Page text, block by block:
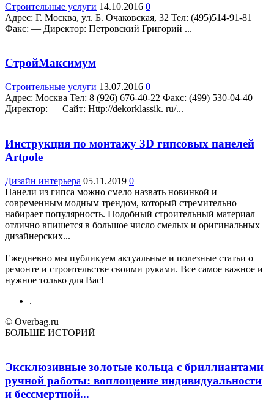
Строительные услуги 14.10.2016 0
Адрес: Г. Москва, ул. Б. Очаковская, 32 Teл: (495)514-91-81
Факс: — Директор: Петровский Григорий ...
СтройМаксимум
Строительные услуги 13.07.2016 0
Адрес: Москва Teл: 8 (926) 676-40-22 Факс: (499) 530-04-40
Директор: — Сайт: Http://dekorklassik. ru/...
Инструкция по монтажу 3D гипсовых панелей
Artpole
Дизайн интерьера 05.11.2019 0
Панели из гипса можно смело назвать новинкой и
современным модным трендом, который стремительно
набирает популярность. Подобный строительный материал
отлично впишется в большое число смелых и оригинальных
дизайнерских...
Ежедневно мы публикуем актуальные и полезные статьи о
ремонте и строительстве своими руками. Все самое важное и
нужное только для Вас!
.
© Overbag.ru
БОЛЬШЕ ИСТОРИЙ
Эксклюзивные золотые кольца с бриллиантами
ручной работы: воплощение индивидуальности
и бессмертной...